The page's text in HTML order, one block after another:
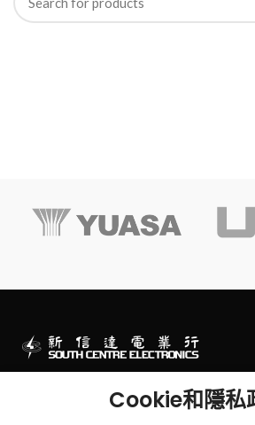
澳門一站式電子零件及工程產品專門店
Cookie和隱私